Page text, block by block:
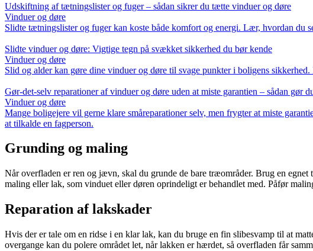
Udskiftning af tætningslister og fuger – sådan sikrer du tætte vinduer og døre
Vinduer og døre
Slidte tætningslister og fuger kan koste både komfort og energi. Lær, hvordan du
Slidte vinduer og døre: Vigtige tegn på svækket sikkerhed du bør kende
Vinduer og døre
Slid og alder kan gøre dine vinduer og døre til svage punkter i boligens
Gør-det-selv reparationer af vinduer og døre uden at miste garantien – sådan gør
Vinduer og døre
Mange boligejere vil gerne klare småreparationer selv, men frygter at miste
at tilkalde en fagperson.
Grunding og maling
Når overfladen er ren og jævn, skal du grunde de bare træområder. Brug en
maling eller lak, som vinduet eller døren oprindeligt er behandlet med. Påfør
Reparation af lakskader
Hvis der er tale om en ridse i en klar lak, kan du bruge en fin slibesvamp til at
overgange kan du polere området let, når lakken er hærdet, så overfladen får